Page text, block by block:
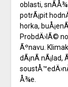
oblasti,
potrÃ¡pit
horka,
ProbdÄ›lÃ©
Ãºnavu.
dÃ¡nÃ­ nÃ¡lad,
Å¾e.